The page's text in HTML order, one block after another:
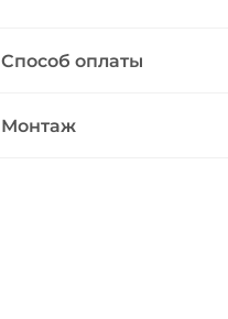
Способ оплаты
Монтаж